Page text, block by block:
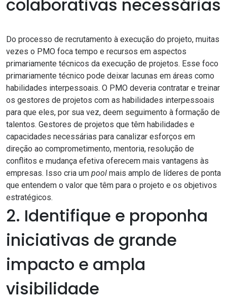
colaborativas necessárias
Do processo de recrutamento à execução do projeto, muitas
vezes o PMO foca tempo e recursos em aspectos
primariamente técnicos da execução de projetos. Esse foco
primariamente técnico pode deixar lacunas em áreas como
habilidades interpessoais. O PMO deveria contratar e treinar
os gestores de projetos com as habilidades interpessoais
para que eles, por sua vez, deem seguimento à formação de
talentos. Gestores de projetos que têm habilidades e
capacidades necessárias para canalizar esforços em
direção ao comprometimento, mentoria, resolução de
conflitos e mudança efetiva oferecem mais vantagens às
empresas. Isso cria um pool mais amplo de líderes de ponta
que entendem o valor que têm para o projeto e os objetivos
estratégicos.
2. Identifique e proponha
iniciativas de grande
impacto e ampla
visibilidade